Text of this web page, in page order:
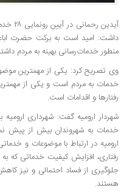
داشت: امید است به برکت حضرت
منطور خدمات‌رسانی بهینه به مردم
وی تصریح کرد: یکی از مهمترین
خدمات به مردم است و یکی از
رفتارها و اقدامات است.
شهردار ارومیه گفت: شهرداری
خدمات به شهروندان بیش از پیش
ارومیه در ارتباط با موضوعات و
رفتاری، افزایش کیفیت خدماتی که
جلوگیری از فساد احتمالی و نیز
هستند.